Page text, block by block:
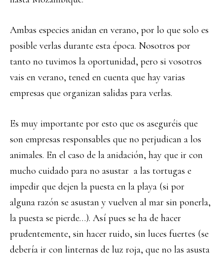
Ambas especies anidan en verano, por lo que solo es
posible verlas durante esta época. Nosotros por
tanto no tuvimos la oportunidad, pero si vosotros
vais en verano, tened en cuenta que hay varias
empresas que organizan salidas para verlas.
Es muy importante por esto que os aseguréis que
son empresas responsables que no perjudican a los
animales. En el caso de la anidación, hay que ir con
mucho cuidado para no asustar a las tortugas e
impedir que dejen la puesta en la playa (si por
alguna razón se asustan y vuelven al mar sin ponerla,
la puesta se pierde…). Así pues se ha de hacer
prudentemente, sin hacer ruido, sin luces fuertes (se
debería ir con linternas de luz roja, que no las asusta